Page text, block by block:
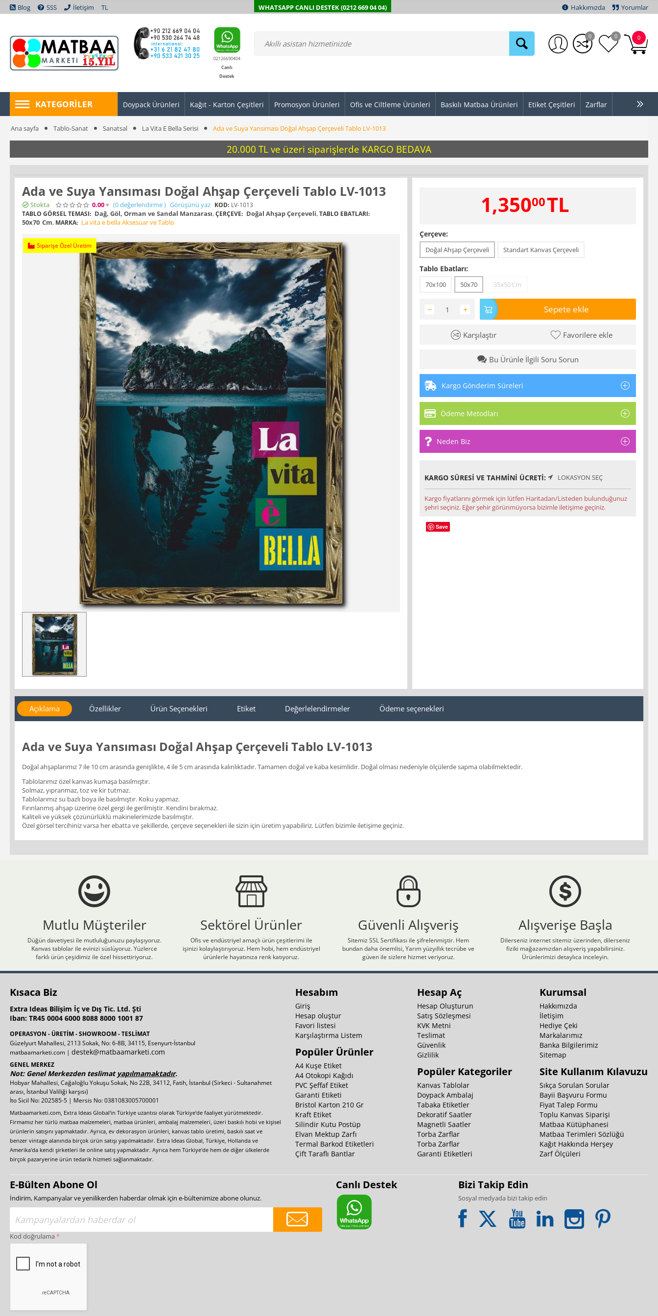
Blog SSS İletişim TL WHATSAPP CANLI DESTEK (0212 669 04 04) Hakkımızda Yorumlar
02126690404
Canlı
Destek
0
0 0
KATEGORILER Doypack Ürünleri Kağıt - Karton Çeşitleri Promosyon Ürünleri Ofis ve Ciltleme Ürünleri Baskılı Matbaa Ürünleri Etiket Çeşitleri Zarflar
Ana sayfa Tablo-Sanat Sanatsal La Vita E Bella Serisi Ada ve Suya Yansıması Doğal Ahşap Çerçeveli Tablo LV-1013
20.000 TL ve üzeri siparişlerde KARGO BEDAVA
Ada ve Suya Yansıması Doğal Ahşap Çerçeveli Tablo LV-1013
Stokta 0.00 (0değerlendirme) Görüşünü yaz KOD: LV-1013
TABLO GÖRSEL TEMASI: Dağ, Göl, Orman ve Sandal Manzarası,ÇERÇEVE: Doğal Ahşap Çerçeveli,TABLO EBATLARI:
50x70 Cm, MARKA: La vita e bella Aksesuar ve Tablo
Siparişe Özel Üretim
1,35000TL
Çerçeve:
Doğal Ahşap Çerçeveli Standart Kanvas Çerçeveli
Tablo Ebatları:
70x100 50x70 35x50Cm
+
− Sepete ekle
Karşılaştır Favorilere ekle
Bu Ürünle İlgili Soru Sorun
Kargo Gönderim Süreleri
Ödeme Metodları
Neden Biz
KARGO SÜRESI VE TAHMINI ÜCRETI: LOKASYON SEÇ
Kargo fiyatlarını görmek için lütfen Haritadan/Listeden bulunduğunuz
şehri seçiniz. Eğer şehir görünmüyorsa bizimle iletişime geçiniz.
Save
Açıklama Özellikler Ürün Seçenekleri Etiket Değerlelendirmeler Ödeme seçenekleri
Ada ve Suya Yansıması Doğal Ahşap Çerçeveli Tablo LV-1013
Doğal ahşaplarımız 7 ile 10 cm arasında genişlikte, 4 ile 5 cm arasında kalınlıktadır. Tamamen doğal ve kaba kesimlidir. Doğal olması nedeniyle ölçülerde sapma olabilmektedir.
Tablolarımız özel kanvas kumaşa basılmıştır.
Solmaz, yıpranmaz, toz ve kir tutmaz.
Tablolarımız su bazlı boya ile basılmıştır. Koku yapmaz.
Fırınlanmış ahşap üzerine özel gergi ile gerilmiştir. Kendini bırakmaz.
Kaliteli ve yüksek çözünürlüklü makinelerimizde basılmıştır.
Özel görsel tercihiniz varsa her ebatta ve şekillerde, çerçeve seçenekleri ile sizin için üretim yapabiliriz. Lütfen bizimle iletişime geçiniz.
Mutlu Müşteriler
Düğün davetiyesi ile mutluluğunuzu paylaşıyoruz.
Kanvas tablolar ile evinizi süslüyoruz. Yüzlerce
farklı ürün çeşidimiz ile özel hissettiriyoruz.
Sektörel Ürünler
Ofis ve endüstriyel amaçlı ürün çeşitlerimi ile
işinizi kolaylaştırıyoruz. Hem hobi, hem endüstriyel
ürünlerle hayatınıza renk katıyoruz.
Güvenli Alışveriş
Sitemiz SSL Sertifikası ile şifrelenmiştir. Hem
bundan daha önemlisi, Yarım yüzyıllık tecrübe ve
güven ile sizlere hizmet veriyoruz.
Alışverişe Başla
Dilerseniz internet sitemiz üzerinden, dilerseniz
fiziki mağazamızdan alışveriş yapabilirsiniz.
Ürünlerimizi detaylıca inceleyin.
Kısaca Biz
Extra Ideas Bilişim İç ve Dış Tic. Ltd. Şti
Iban: TR45 0004 6000 8088 8000 1001 87
OPERASYON - ÜRETİM - SHOWROOM - TESLİMAT
Güzelyurt Mahallesi, 2113 Sokak, No: 6-8B, 34115, Esenyurt-İstanbul
matbaamarketi.com | destek@matbaamarketi.com
GENEL MERKEZ
Not: Genel Merkezden teslimat yapılmamaktadır.
Hobyar Mahallesi, Cağaloğlu Yokuşu Sokak, No 22B, 34112, Fatih, İstanbul (Sirkeci - Sultanahmet
arası, İstanbul Valiliği karşısı)
İto Sicil No: 202585-5 | Mersis No: 0381083005700001
Matbaamarketi.com, Extra Ideas Global'in Türkiye uzantısı olarak Türkiye'de faaliyet yürütmektedir.
Firmamız her türlü matbaa malzemeleri, matbaa ürünleri, ambalaj malzemeleri, üzeri baskılı hobi ve kişisel
ürünlerin satışını yapmaktadır. Ayrıca, ev dekorasyon ürünleri, kanvas tablo üretimi, baskılı saat ve
benzer vintage alanında birçok ürün satışı yapılmaktadır. Extra Ideas Global, Türkiye, Hollanda ve
Amerika'da kendi şirketleri ile online satış yapmaktadır. Ayrıca hem Türkiye'de hem de diğer ülkelerde
birçok pazaryerine ürün tedarik hizmeti sağlanmaktadır.
Hesabım
Giriş
Hesap oluştur
Favori listesi
Karşılaştırma Listem
Popüler Ürünler
A4 Kuşe Etiket
A4 Otokopi Kağıdı
PVC Şeffaf Etiket
Garanti Etiketi
Bristol Karton 210 Gr
Kraft Etiket
Silindir Kutu Postüp
Elvan Mektup Zarfı
Termal Barkod Etiketleri
Çift Taraflı Bantlar
Hesap Aç
Hesap Oluşturun
Satış Sözleşmesi
KVK Metni
Teslimat
Güvenlik
Gizlilik
Popüler Kategoriler
Kanvas Tablolar
Doypack Ambalaj
Tabaka Etiketler
Dekoratif Saatler
Magnetli Saatler
Torba Zarflar
Torba Zarflar
Garanti Etiketleri
Kurumsal
Hakkımızda
İletişim
Hediye Çeki
Markalarımız
Banka Bilgilerimiz
Sitemap
Site Kullanım Kılavuzu
Sıkça Sorulan Sorular
Bayii Başvuru Formu
Fiyat Talep Formu
Toplu Kanvas Siparişi
Matbaa Kütüphanesi
Matbaa Terimleri Sözlüğü
Kağıt Hakkında Herşey
Zarf Ölçüleri
E-Bülten Abone Ol
İndirim, Kampanyalar ve yenilikerden haberdar olmak için e-bültenimize abone olunuz.
Kod doğrulama
Canlı Destek Bizi Takip Edin
Sosyal medyada bizi takip edin